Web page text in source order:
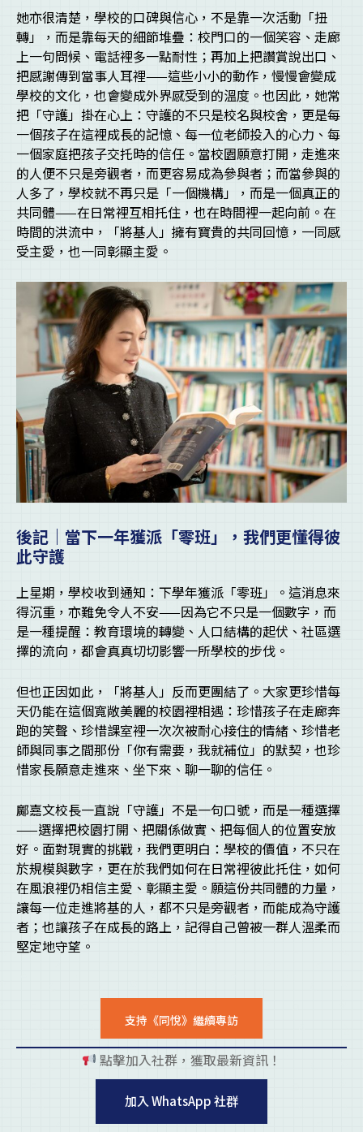
她亦很清楚，學校的口碑與信心，不是靠一次活動「扭
轉」，而是靠每天的細節堆疊：校門口的一個笑容、走廊
上一句問候、電話裡多一點耐性；再加上把讚賞說出口、
把感謝傳到當事人耳裡——這些小小的動作，慢慢會變成
學校的文化，也會變成外界感受到的溫度。也因此，她常
把「守護」掛在心上：守護的不只是校名與校舍，更是每
一個孩子在這裡成長的記憶、每一位老師投入的心力、每
一個家庭把孩子交托時的信任。當校園願意打開，走進來
的人便不只是旁觀者，而更容易成為參與者；而當參與的
人多了，學校就不再只是「一個機構」，而是一個真正的
共同體——在日常裡互相托住，也在時間裡一起向前。在
時間的洪流中，「將基人」擁有寶貴的共同回憶，一同感
受主愛，也一同彰顯主愛。
後記｜當下一年獲派「零班」，我們更懂得彼
此守護
上星期，學校收到通知：下學年獲派「零班」。這消息來
得沉重，亦難免令人不安——因為它不只是一個數字，而
是一種提醒：教育環境的轉變、人口結構的起伏、社區選
擇的流向，都會真真切切影響一所學校的步伐。
但也正因如此，「將基人」反而更團結了。大家更珍惜每
天仍能在這個寬敞美麗的校園裡相遇：珍惜孩子在走廊奔
跑的笑聲、珍惜課室裡一次次被耐心接住的情緒、珍惜老
師與同事之間那份「你有需要，我就補位」的默契，也珍
惜家長願意走進來、坐下來、聊一聊的信任。
鄺嘉文校長一直說「守護」不是一句口號，而是一種選擇
——選擇把校園打開、把關係做實、把每個人的位置安放
好。面對現實的挑戰，我們更明白：學校的價值，不只在
於規模與數字，更在於我們如何在日常裡彼此托住，如何
在風浪裡仍相信主愛、彰顯主愛。願這份共同體的力量，
讓每一位走進將基的人，都不只是旁觀者，而能成為守護
者；也讓孩子在成長的路上，記得自己曾被一群人溫柔而
堅定地守望。
支持《同悅》繼續專訪
點擊加入社群，獲取最新資訊！
加入 WhatsApp 社群